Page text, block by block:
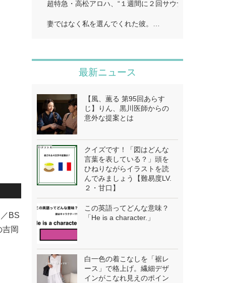
BS
岡
超特急・高松アロハ、“１週間に２回サウナで偶然遭遇
妻ではなく私を選んでくれた彼。…
最新ニュース
【風、薫る 第95回あらす
じ】りん、黒川医師からの
意外な提案とは
クイズです！「図はどんな
言葉を表している？」頭を
ひねりながらイラストを読
んでみましょう【難易度LV.
２・甘口】
この英語ってどんな意味？
「He is a character.」
白一色の着こなしを「裾レ
ース」で格上げ。繊細デザ
インがこなれ見えのポイン